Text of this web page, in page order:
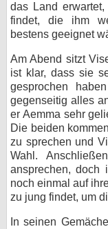
das Land
findet, die ihm
bestens geeignet
Am Abend sitzt
ist klar, dass sie
gesprochen
gegenseitig alles
er Aemma sehr
Die beiden
zu sprechen und
Wahl.
ansprechen, doch
noch einmal auf
zu jung findet, um
In seinen